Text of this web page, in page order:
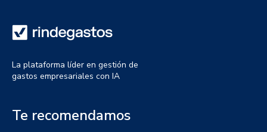
La plataforma líder en gestión de
gastos empresariales con IA
Te recomendamos